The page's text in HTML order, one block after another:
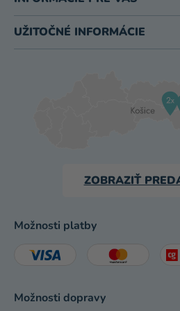
UŽITOČNÉ INFORMÁCIE
ZOBRAZIŤ
Možnosti platby
Možnosti dopravy